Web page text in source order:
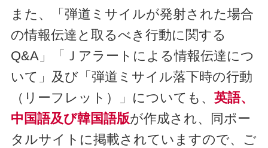
また、「弾道ミサイルが発射された場合
の情報伝達と取るべき行動に関する
Q&A」「Ｊアラートによる情報伝達につ
いて」及び「弾道ミサイル落下時の行動
（リーフレット）」についても、 英語、
中国語及び韓国語版が作成され、同ポー
タルサイトに掲載されていますので、ご